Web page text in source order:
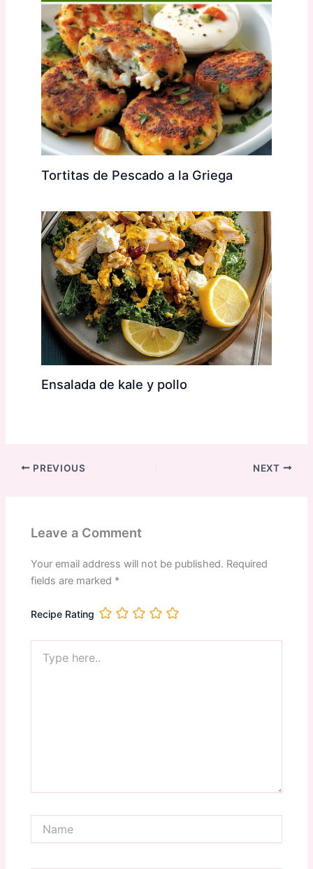
Tortitas de Pescado a la Griega
Ensalada de kale y pollo
PREVIOUS NEXT
Leave a Comment
Your email address will not be published. Required
fields are marked *
Recipe Rating
here..